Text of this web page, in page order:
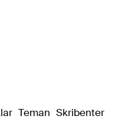
Teman Skribenter